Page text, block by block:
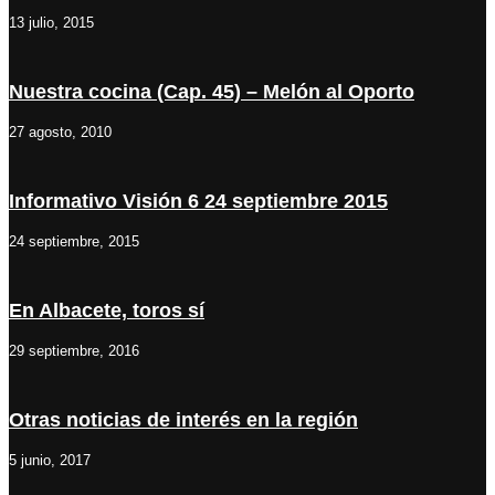
13 julio, 2015
Nuestra cocina (Cap. 45) – Melón al Oporto
27 agosto, 2010
Informativo Visión 6 24 septiembre 2015
24 septiembre, 2015
En Albacete, toros sí
29 septiembre, 2016
Otras noticias de interés en la región
5 junio, 2017